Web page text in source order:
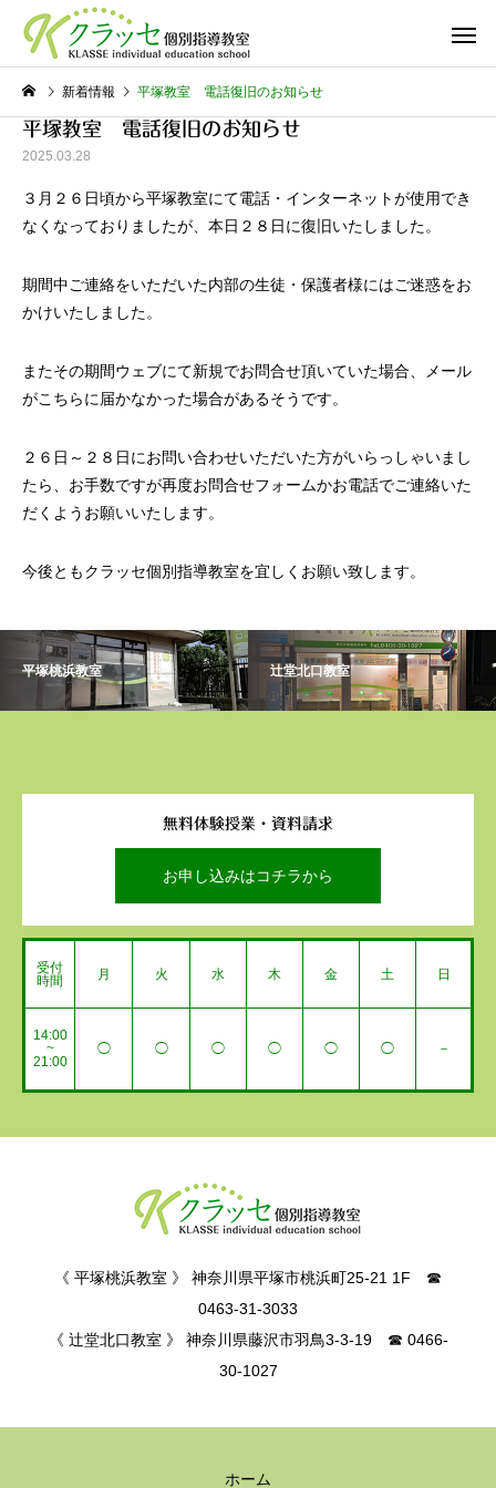
新着情報 平塚教室 電話復旧のお知らせ
平塚教室 電話復旧のお知らせ
2025.03.28
３月２６日頃から平塚教室にて電話・インターネットが使用でき
なくなっておりましたが、本日２８日に復旧いたしました。
期間中ご連絡をいただいた内部の生徒・保護者様にはご迷惑をお
かけいたしました。
またその期間ウェブにて新規でお問合せ頂いていた場合、メール
がこちらに届かなかった場合があるそうです。
２６日～２８日にお問い合わせいただいた方がいらっしゃいまし
たら、お手数ですが再度お問合せフォームかお電話でご連絡いた
だくようお願いいたします。
今後ともクラッセ個別指導教室を宜しくお願い致します。
平塚桃浜教室 辻堂北口教室
無料体験授業・資料請求
お申し込みはコチラから
受付
時間
月 火 水 木 金 土 日
14:00
~
21:00
◯ ◯ ◯ ◯ ◯ ◯ －
《 平塚桃浜教室 》 神奈川県平塚市桃浜町25-21 1F ☎
0463-31-3033
《 辻堂北口教室 》 神奈川県藤沢市羽鳥3-3-19 ☎ 0466-
30-1027
ホーム